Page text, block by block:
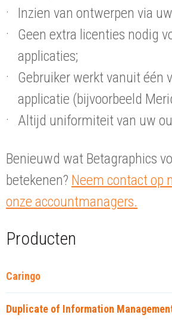
Inzien van ontwerpen via
Geen extra licenties nodig
applicaties;
Gebruiker werkt vanuit één
applicatie (bijvoorbeeld
Altijd uniformiteit van uw
Benieuwd wat Betagraphics
betekenen? Neem contact op
onze accountmanagers.
Producten
Caringo
Duplicate of Information